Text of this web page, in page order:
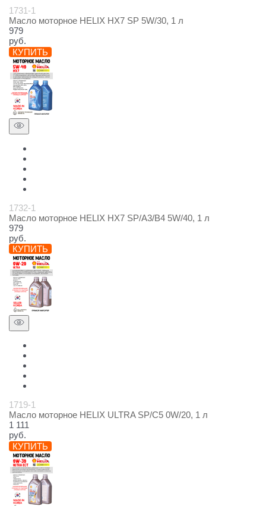
1731-1
Масло моторное HELIX HX7 SP 5W/30, 1 л
979
руб.
КУПИТЬ
1732-1
Масло моторное HELIX HX7 SP/A3/B4 5W/40, 1 л
979
руб.
КУПИТЬ
1719-1
Масло моторное HELIX ULTRA SP/C5 0W/20, 1 л
1 111
руб.
КУПИТЬ